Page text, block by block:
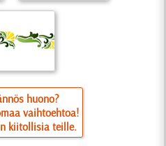
huono?
vaihtoehtoa!
kiitollisia teille.